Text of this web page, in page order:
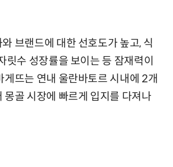
브랜드에 대한 선호도가 높고, 식
릿수 성장률을 보이는 등 잠재력이
게뜨는 연내 울란바토르 시내에 2개
몽골 시장에 빠르게 입지를 다져나